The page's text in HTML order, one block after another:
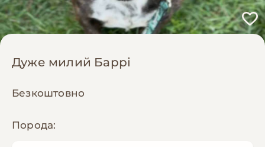
Дуже милий Баррі
Безкоштовно
Порода: